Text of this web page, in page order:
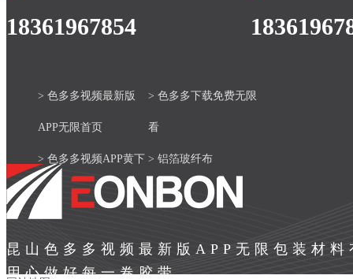
18361967854
> 色多多视频最新版
APP无限首页
> 色多多下载免费无限
看
> 色多多视频APP黄下
载安装官网
> 铝箔玻纤布
> 产品中心
> 色多多视频最新版
APP无限案例 > 关于色多多视频最新
昆山色多多视频最新版APP无限包装材
用心做好每一卷胶带